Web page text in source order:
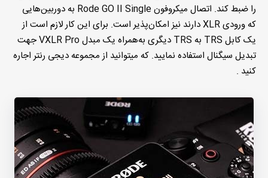
را ضبط کند. اتصال میکروفون Rode GO II Single به دوربین‌هایی
که ورودی XLR دارند نیز امکان‌پذیر است. برای این کار لازم است از
یک کابل TRS به TRS دیگری به‌همراه یک مبدل VXLR Pro جهت
تبدیل سیگنال استفاده نمایید. که میتوانید از مجموعه دیجی رنتر اجاره
کنید .